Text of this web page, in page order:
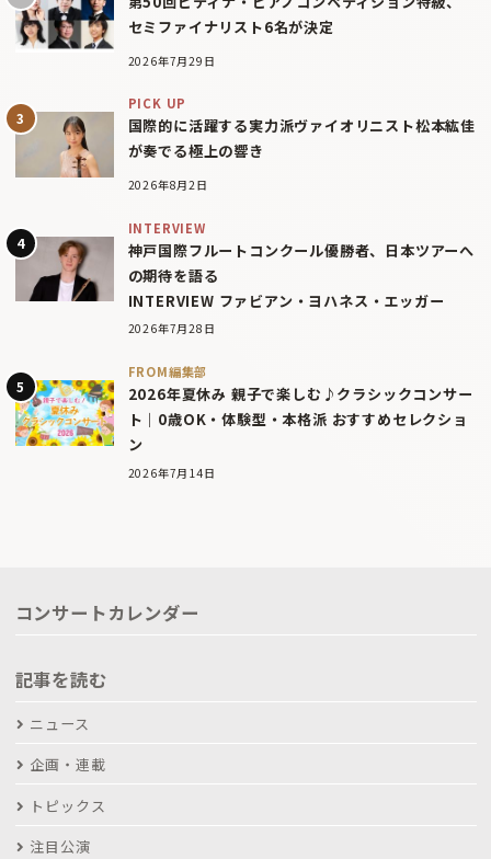
セミファイナリスト6名が決定
2026年7月29日
PICK UP
国際的に活躍する実力派ヴァイオリニスト松本紘佳
が奏でる極上の響き
2026年8月2日
INTERVIEW
神戸国際フルートコンクール優勝者、日本ツアーへ
の期待を語る
INTERVIEW ファビアン・ヨハネス・エッガー
2026年7月28日
FROM編集部
2026年夏休み 親子で楽しむ♪クラシックコンサー
ト｜0歳OK・体験型・本格派 おすすめセレクショ
ン
2026年7月14日
コンサートカレンダー
記事を読む
ニュース
企画・連載
トピックス
注目公演